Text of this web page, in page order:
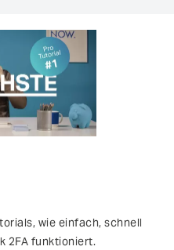
wie einfach, schnell
2FA funktioniert.